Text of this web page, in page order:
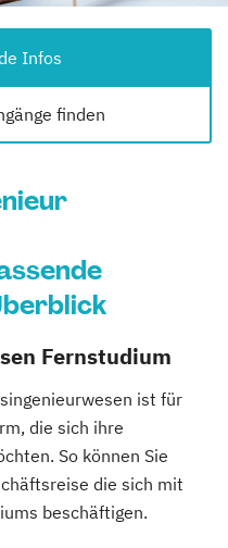
Infos
finden
Fernstudium
ist für
die sich ihre
So können Sie
die sich mit
beschäftigen.